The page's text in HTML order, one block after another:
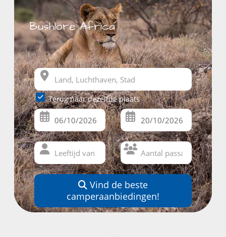
Bushlore Africa
Terug naar dezelfde plaats
Vind de beste
camperaanbiedingen!